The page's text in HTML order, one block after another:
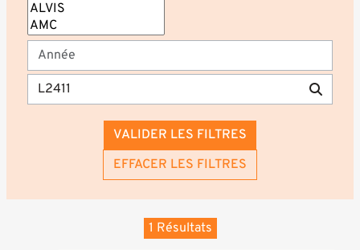
VALIDER LES FILTRES
EFFACER LES FILTRES
1 Résultats